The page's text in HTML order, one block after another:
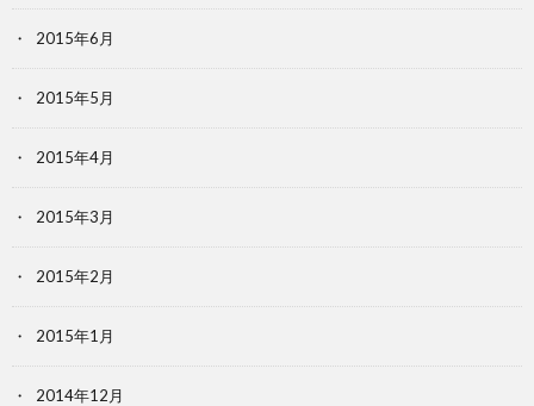
2015年6月
2015年5月
2015年4月
2015年3月
2015年2月
2015年1月
2014年12月